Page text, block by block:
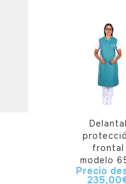
Delantal
frontal
modelo
Precio
235,00